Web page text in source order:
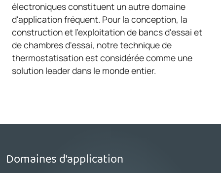
électroniques constituent un autre domaine
d'application fréquent. Pour la conception, la
construction et l'exploitation de bancs d'essai et
de chambres d'essai, notre technique de
thermostatisation est considérée comme une
solution leader dans le monde entier.
Domaines d'application